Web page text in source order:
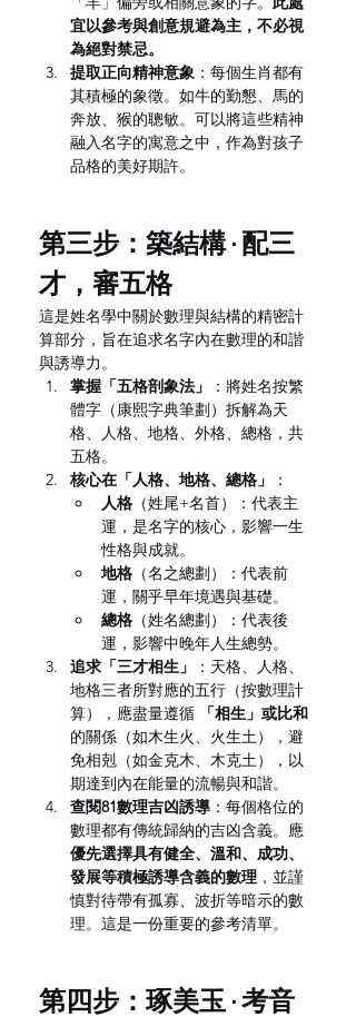
宜以參考與創意規避為主，不必視
為絕對禁忌。
提取正向精神意象 ：每個生肖都有
其積極的象徵。如牛的勤懇、馬的
奔放、猴的聰敏。可以將這些精神
融入名字的寓意之中，作為對孩子
品格的美好期許。
第三步：築結構 · 配三
才，審五格
這是姓名學中關於數理與結構的精密計
算部分，旨在追求名字內在數理的和諧
與誘導力。
掌握「五格剖象法」
：將姓名按繁
體字（康熙字典筆劃）拆解為天
格、人格、地格、外格、總格，共
五格。
核心在「人格、地格、總格」
：
人格 （姓尾+名首）：代表主
運，是名字的核心，影響一生
性格與成就。
地格 （名之總劃）：代表前
運，關乎早年境遇與基礎。
總格 （姓名總劃）：代表後
運，影響中晚年人生總勢。
追求「三才相生」
：天格、人格、
地格三者所對應的五行（按數理計
算），應盡量遵循
「相生」或比和
的關係（如木生火、火生土），避
免相剋（如金克木、木克土），以
期達到內在能量的流暢與和諧。
查閱81數理吉凶誘導 ：每個格位的
數理都有傳統歸納的吉凶含義。應
優先選擇具有健全、溫和、成功、
發展等積極誘導含義的數理 ，並謹
慎對待帶有孤寡、波折等暗示的數
理。這是一份重要的參考清單。
第四步：琢美玉 · 考音